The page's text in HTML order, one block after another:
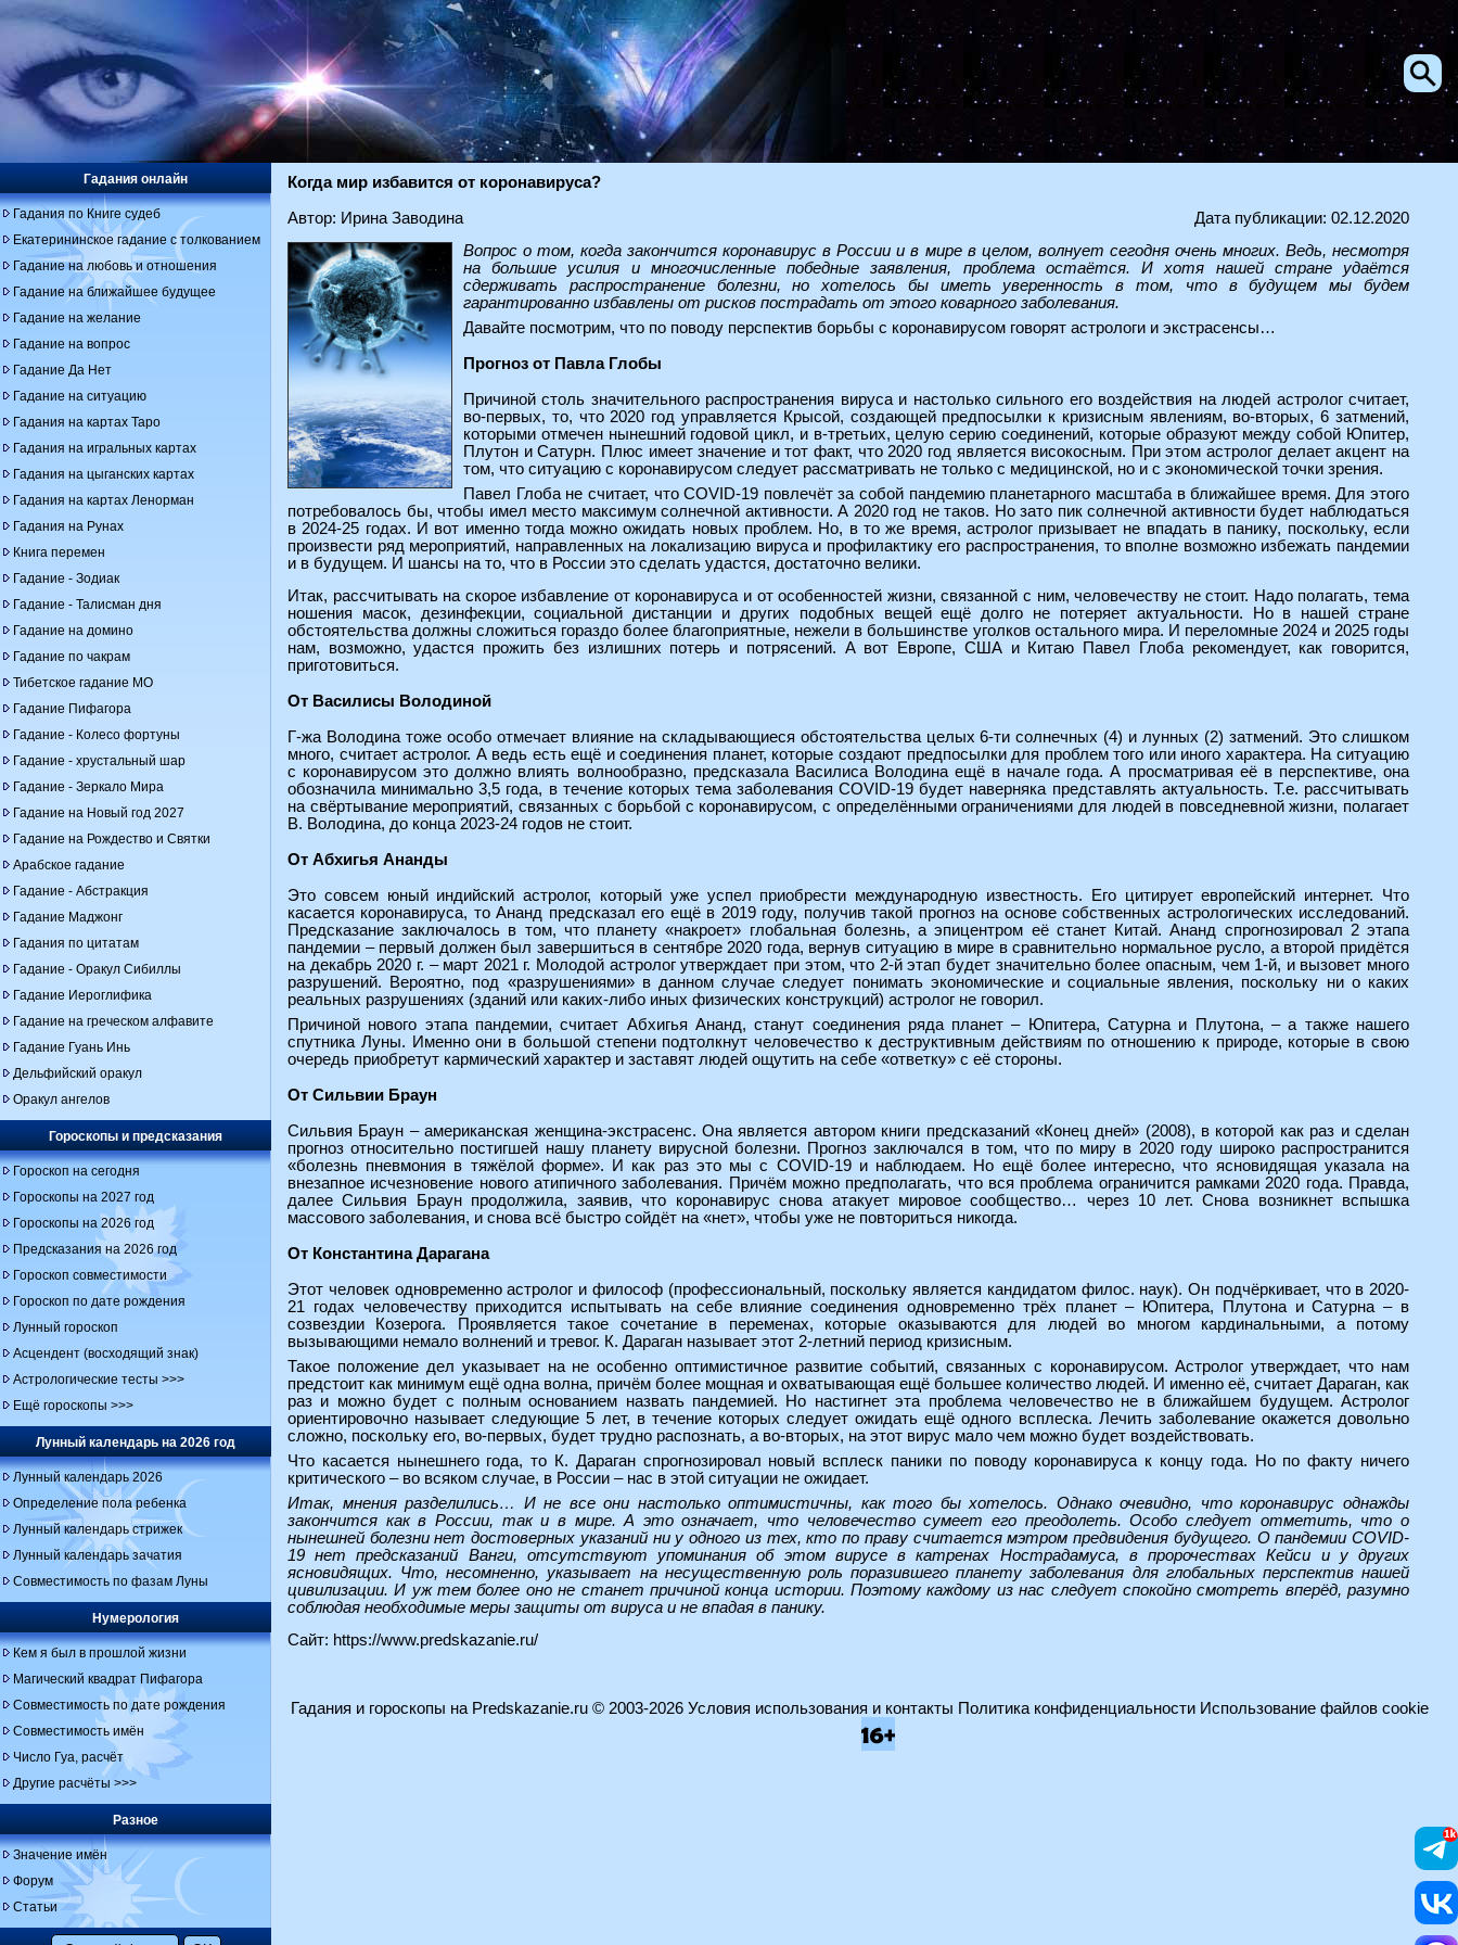
Когда мир избавится от коронавируса?
Автор: Ирина Заводина
Дата публикации: 02.12.2020
Вопрос о том, когда закончится коронавирус в России и в мире в целом, волнует сегодня очень многих. Ведь, несмотря
на большие усилия и многочисленные победные заявления, проблема остаётся. И хотя нашей стране удаётся
сдерживать распространение болезни, но хотелось бы иметь уверенность в том, что в будущем мы будем
гарантированно избавлены от рисков пострадать от этого коварного заболевания.
Давайте посмотрим, что по поводу перспектив борьбы с коронавирусом говорят астрологи и экстрасенсы…
Прогноз от Павла Глобы
Причиной столь значительного распространения вируса и настолько сильного его воздействия на людей астролог считает,
во-первых, то, что 2020 год управляется Крысой, создающей предпосылки к кризисным явлениям, во-вторых, 6 затмений,
которыми отмечен нынешний годовой цикл, и в-третьих, целую серию соединений, которые образуют между собой Юпитер,
Плутон и Сатурн. Плюс имеет значение и тот факт, что 2020 год является високосным. При этом астролог делает акцент на
том, что ситуацию с коронавирусом следует рассматривать не только с медицинской, но и с экономической точки зрения.
Павел Глоба не считает, что COVID-19 повлечёт за собой пандемию планетарного масштаба в ближайшее время. Для этого
потребовалось бы, чтобы имел место максимум солнечной активности. А 2020 год не таков. Но зато пик солнечной активности будет наблюдаться
в 2024-25 годах. И вот именно тогда можно ожидать новых проблем. Но, в то же время, астролог призывает не впадать в панику, поскольку, если
произвести ряд мероприятий, направленных на локализацию вируса и профилактику его распространения, то вполне возможно избежать пандемии
и в будущем. И шансы на то, что в России это сделать удастся, достаточно велики.
Итак, рассчитывать на скорое избавление от коронавируса и от особенностей жизни, связанной с ним, человечеству не стоит. Надо полагать, тема
ношения масок, дезинфекции, социальной дистанции и других подобных вещей ещё долго не потеряет актуальности. Но в нашей стране
обстоятельства должны сложиться гораздо более благоприятные, нежели в большинстве уголков остального мира. И переломные 2024 и 2025 годы
нам, возможно, удастся прожить без излишних потерь и потрясений. А вот Европе, США и Китаю Павел Глоба рекомендует, как говорится,
приготовиться.
От Василисы Володиной
Г-жа Володина тоже особо отмечает влияние на складывающиеся обстоятельства целых 6-ти солнечных (4) и лунных (2) затмений. Это слишком
много, считает астролог. А ведь есть ещё и соединения планет, которые создают предпосылки для проблем того или иного характера. На ситуацию
с коронавирусом это должно влиять волнообразно, предсказала Василиса Володина ещё в начале года. А просматривая её в перспективе, она
обозначила минимально 3,5 года, в течение которых тема заболевания COVID-19 будет наверняка представлять актуальность. Т.е. рассчитывать
на свёртывание мероприятий, связанных с борьбой с коронавирусом, с определёнными ограничениями для людей в повседневной жизни, полагает
В. Володина, до конца 2023-24 годов не стоит.
От Абхигья Ананды
Это совсем юный индийский астролог, который уже успел приобрести международную известность. Его цитирует европейский интернет. Что
касается коронавируса, то Ананд предсказал его ещё в 2019 году, получив такой прогноз на основе собственных астрологических исследований.
Предсказание заключалось в том, что планету «накроет» глобальная болезнь, а эпицентром её станет Китай. Ананд спрогнозировал 2 этапа
пандемии – первый должен был завершиться в сентябре 2020 года, вернув ситуацию в мире в сравнительно нормальное русло, а второй придётся
на декабрь 2020 г. – март 2021 г. Молодой астролог утверждает при этом, что 2-й этап будет значительно более опасным, чем 1-й, и вызовет много
разрушений. Вероятно, под «разрушениями» в данном случае следует понимать экономические и социальные явления, поскольку ни о каких
реальных разрушениях (зданий или каких-либо иных физических конструкций) астролог не говорил.
Причиной нового этапа пандемии, считает Абхигья Ананд, станут соединения ряда планет – Юпитера, Сатурна и Плутона, – а также нашего
спутника Луны. Именно они в большой степени подтолкнут человечество к деструктивным действиям по отношению к природе, которые в свою
очередь приобретут кармический характер и заставят людей ощутить на себе «ответку» с её стороны.
От Сильвии Браун
Сильвия Браун – американская женщина-экстрасенс. Она является автором книги предсказаний «Конец дней» (2008), в которой как раз и сделан
прогноз относительно постигшей нашу планету вирусной болезни. Прогноз заключался в том, что по миру в 2020 году широко распространится
«болезнь пневмония в тяжёлой форме». И как раз это мы с COVID-19 и наблюдаем. Но ещё более интересно, что ясновидящая указала на
внезапное исчезновение нового атипичного заболевания. Причём можно предполагать, что вся проблема ограничится рамками 2020 года. Правда,
далее Сильвия Браун продолжила, заявив, что коронавирус снова атакует мировое сообщество… через 10 лет. Снова возникнет вспышка
массового заболевания, и снова всё быстро сойдёт на «нет», чтобы уже не повториться никогда.
От Константина Дарагана
Этот человек одновременно астролог и философ (профессиональный, поскольку является кандидатом филос. наук). Он подчёркивает, что в 2020-
21 годах человечеству приходится испытывать на себе влияние соединения одновременно трёх планет – Юпитера, Плутона и Сатурна – в
созвездии Козерога. Проявляется такое сочетание в переменах, которые оказываются для людей во многом кардинальными, а потому
вызывающими немало волнений и тревог. К. Дараган называет этот 2-летний период кризисным.
Такое положение дел указывает на не особенно оптимистичное развитие событий, связанных с коронавирусом. Астролог утверждает, что нам
предстоит как минимум ещё одна волна, причём более мощная и охватывающая ещё большее количество людей. И именно её, считает Дараган, как
раз и можно будет с полным основанием назвать пандемией. Но настигнет эта проблема человечество не в ближайшем будущем. Астролог
ориентировочно называет следующие 5 лет, в течение которых следует ожидать ещё одного всплеска. Лечить заболевание окажется довольно
сложно, поскольку его, во-первых, будет трудно распознать, а во-вторых, на этот вирус мало чем можно будет воздействовать.
Что касается нынешнего года, то К. Дараган спрогнозировал новый всплеск паники по поводу коронавируса к концу года. Но по факту ничего
критического – во всяком случае, в России – нас в этой ситуации не ожидает.
Итак, мнения разделились… И не все они настолько оптимистичны, как того бы хотелось. Однако очевидно, что коронавирус однажды
закончится как в России, так и в мире. А это означает, что человечество сумеет его преодолеть. Особо следует отметить, что о
нынешней болезни нет достоверных указаний ни у одного из тех, кто по праву считается мэтром предвидения будущего. О пандемии COVID-
19 нет предсказаний Ванги, отсутствуют упоминания об этом вирусе в катренах Нострадамуса, в пророчествах Кейси и у других
ясновидящих. Что, несомненно, указывает на несущественную роль поразившего планету заболевания для глобальных перспектив нашей
цивилизации. И уж тем более оно не станет причиной конца истории. Поэтому каждому из нас следует спокойно смотреть вперёд, разумно
соблюдая необходимые меры защиты от вируса и не впадая в панику.
Сайт: https://www.predskazanie.ru/
Гадания онлайн
Гадания по Книге судеб
Екатерининское гадание с толкованием
Гадание на любовь и отношения
Гадание на ближайшее будущее
Гадание на желание
Гадание на вопрос
Гадание Да Нет
Гадание на ситуацию
Гадания на картах Таро
Гадания на игральных картах
Гадания на цыганских картах
Гадания на картах Ленорман
Гадания на Рунах
Книга перемен
Гадание - Зодиак
Гадание - Талисман дня
Гадание на домино
Гадание по чакрам
Тибетское гадание МО
Гадание Пифагора
Гадание - Колесо фортуны
Гадание - хрустальный шар
Гадание - Зеркало Мира
Гадание на Новый год 2027
Гадание на Рождество и Святки
Арабское гадание
Гадание - Абстракция
Гадание Маджонг
Гадания по цитатам
Гадание - Оракул Сибиллы
Гадание Иероглифика
Гадание на греческом алфавите
Гадание Гуань Инь
Дельфийский оракул
Оракул ангелов
Гороскопы и предсказания
Гороскоп на сегодня
Гороскопы на 2027 год
Гороскопы на 2026 год
Предсказания на 2026 год
Гороскоп совместимости
Гороскоп по дате рождения
Лунный гороскоп
Асцендент (восходящий знак)
Астрологические тесты >>>
Ещё гороскопы >>>
Лунный календарь на 2026 год
Лунный календарь 2026
Определение пола ребенка
Лунный календарь стрижек
Лунный календарь зачатия
Совместимость по фазам Луны
Нумерология
Кем я был в прошлой жизни
Магический квадрат Пифагора
Совместимость по дате рождения
Совместимость имён
Число Гуа, расчёт
Другие расчёты >>>
Разное
Значение имён
Форум
Статьи
Гадания и гороскопы на Predskazanie.ru© 2003-2026 Условия использования и контакты Политика конфиденциальности Использование файлов cookie